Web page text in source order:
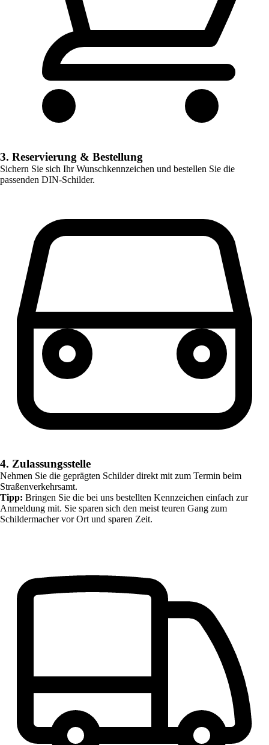
3. Reservierung & Bestellung
Sichern Sie sich Ihr Wunschkennzeichen und bestellen Sie die
passenden DIN-Schilder.
4. Zulassungsstelle
Nehmen Sie die geprägten Schilder direkt mit zum Termin beim
Straßenverkehrsamt.
Tipp: Bringen Sie die bei uns bestellten Kennzeichen einfach zur
Anmeldung mit. Sie sparen sich den meist teuren Gang zum
Schildermacher vor Ort und sparen Zeit.